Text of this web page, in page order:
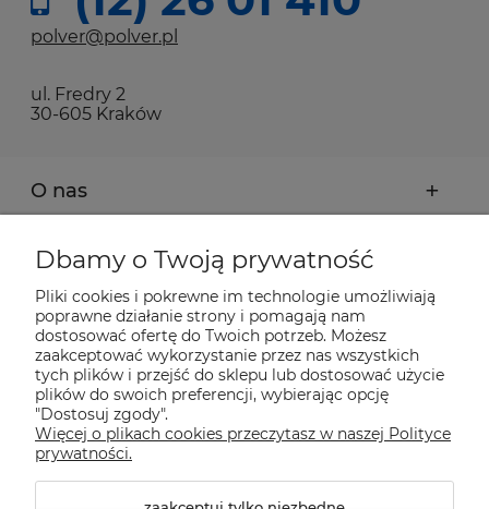
polver@polver.pl
ul. Fredry 2
30-605 Kraków
O nas
Moje konto
Płatności i dostawa
Pomoc
Informacje
Dbamy o Twoją prywatność
Pliki cookies i pokrewne im technologie umożliwiają
poprawne działanie strony i pomagają nam
dostosować ofertę do Twoich potrzeb. Możesz
zaakceptować wykorzystanie przez nas wszystkich
tych plików i przejść do sklepu lub dostosować użycie
plików do swoich preferencji, wybierając opcję
"Dostosuj zgody".
Więcej o plikach cookies przeczytasz w naszej Polityce
prywatności.